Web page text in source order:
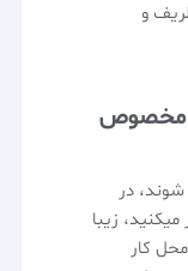
و
مخصوص
در
زیبا
کار